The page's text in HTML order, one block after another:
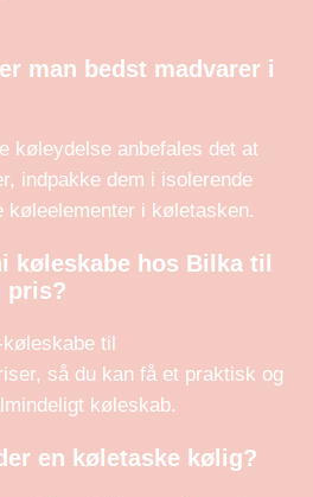
man bedst madvarer i
køleydelse anbefales det at
indpakke dem i isolerende
køleelementer i køletasken.
køleskabe hos Bilka til
pris?
til
så du kan få et praktisk og
køleskab.
en køletaske kølig?